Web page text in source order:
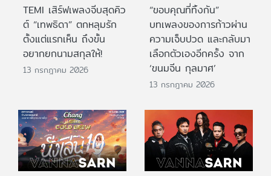
TEMI เสิร์ฟเพลงจีบสุดคิว
ต์ “เทพธิดา” ตกหลุมรัก
ตั้งแต่แรกเห็น ถึงขั้น
อยากยกนามสกุลให้!
13 กรกฎาคม 2026
“ขอบคุณที่ทิ้งกัน”
บทเพลงของการก้าวผ่าน
ความเจ็บปวด และกลับมา
เลือกตัวเองอีกครั้ง จาก
‘ขนมจีน กุลมาศ’
13 กรกฎาคม 2026